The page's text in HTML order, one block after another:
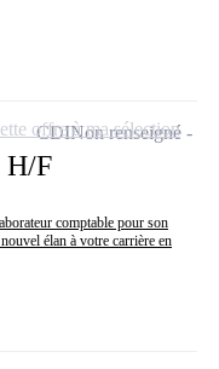
H/F
comptable pour son
élan à votre carrière en
CDINon renseigné
offre à ma sélection